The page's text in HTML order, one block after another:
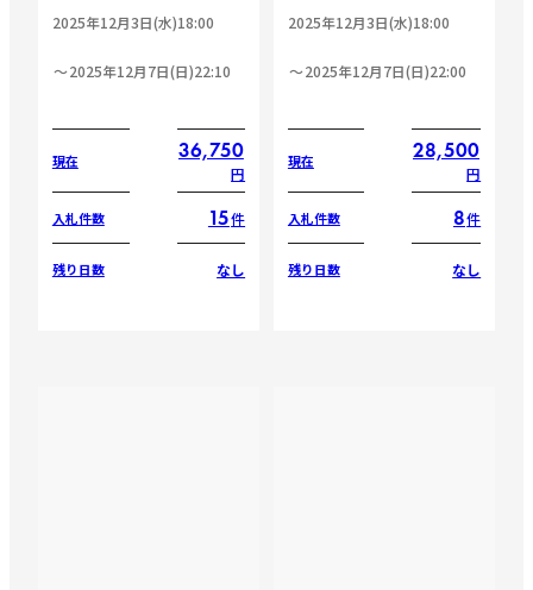
2025年12月3日(水)18:00
2025年12月7日(日)22:10
現在 36,750
円
入札件数 15件
残り日数 なし
2025年12月3日(水)18:00
2025年12月7日(日)22:00
現在 28,500
円
入札件数 8件
残り日数 なし